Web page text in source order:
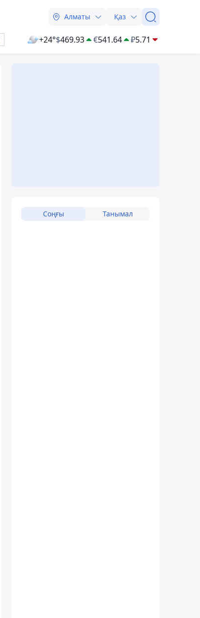
Алматы Қаз
+24°$469.93 €541.64 ₽5.71
Соңғы Танымал